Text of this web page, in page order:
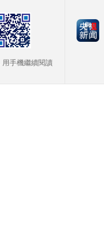
用手機繼續閱讀